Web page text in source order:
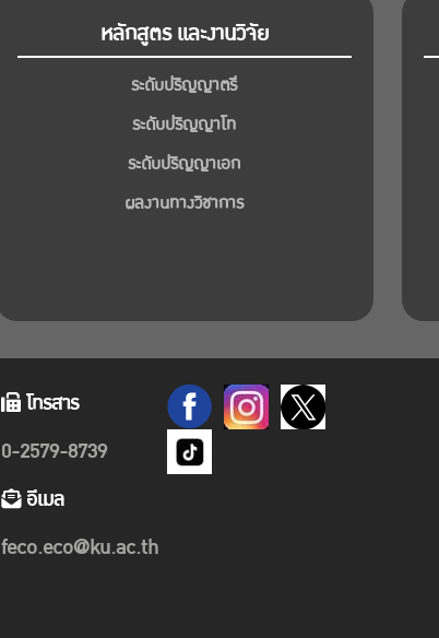
หลักสูตร และงานวิจัย
ระดับปริญญาตรี
ระดับปริญญาโท
ระดับปริญญาเอก
ผลงานทางวิชาการ
โทรสาร
0-2579-8739
อีเมล
feco.eco@ku.ac.th